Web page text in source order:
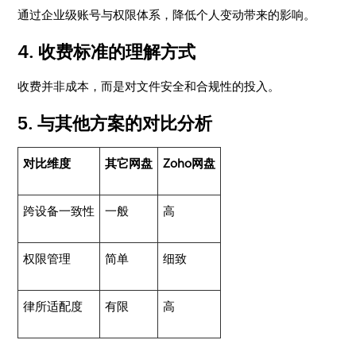
通过企业级账号与权限体系，降低个人变动带来的影响。
4. 收费标准的理解方式
收费并非成本，而是对文件安全和合规性的投入。
5. 与其他方案的对比分析
对比维度 其它网盘 Zoho网盘
跨设备一致性 一般 高
权限管理 简单 细致
律所适配度 有限 高